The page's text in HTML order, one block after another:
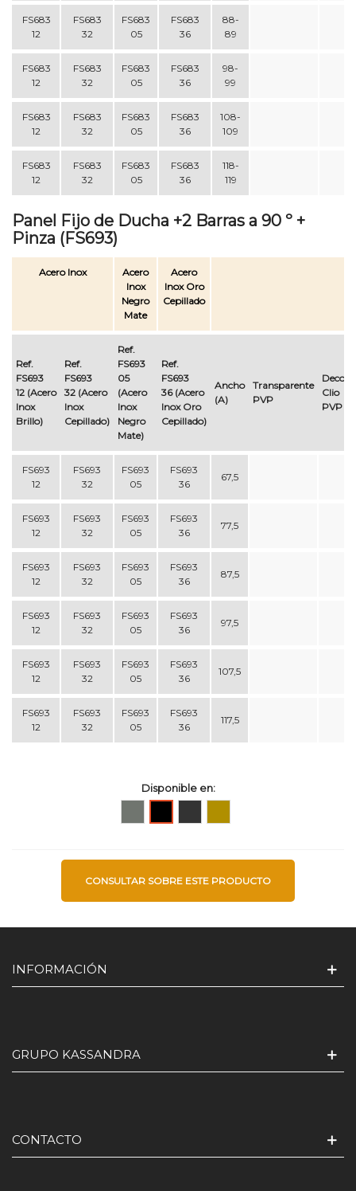
FS683
12
FS683
32
FS683
05
FS683
36
88-
89
FS683
12
FS683
32
FS683
05
FS683
36
98-
99
FS683
12
FS683
32
FS683
05
FS683
36
108-
109
FS683
12
FS683
32
FS683
05
FS683
36
118-
119
Panel Fijo de Ducha +2 Barras a 90 º +
Pinza (FS693)
Acero Inox
Acero
Inox
Negro
Mate
Acero
Inox Oro
Cepillado
Ref.
FS693
12 (Acero
Inox
Brillo)
Ref.
FS693
32 (Acero
Inox
Cepillado)
Ref.
FS693
05
(Acero
Inox
Negro
Mate)
Ref.
FS693
36 (Acero
Inox Oro
Cepillado)
Ancho
(A)
Transparente
PVP
Clio
PVP
FS693
12
FS693
32
FS693
05
FS693
36
67,5
FS693
12
FS693
32
FS693
05
FS693
36
77,5
FS693
12
FS693
32
FS693
05
FS693
36
87,5
FS693
12
FS693
32
FS693
05
FS693
36
97,5
FS693
12
FS693
32
FS693
05
FS693
36
107,5
FS693
12
FS693
32
FS693
05
FS693
36
117,5
Disponible en:
inox. inox. inox. inox.
CONSULTAR SOBRE ESTE PRODUCTO
INFORMACIÓN
GRUPO KASSANDRA
CONTACTO